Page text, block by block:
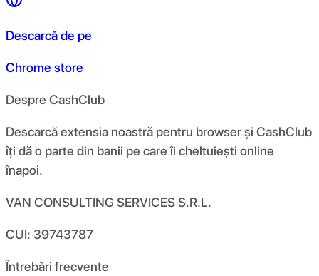
Descarcă de pe
Chrome store
Despre CashClub
Descarcă extensia noastră pentru browser și CashClub
îți dă o parte din banii pe care îi cheltuiești online
înapoi.
VAN CONSULTING SERVICES S.R.L.
CUI: 39743787
Întrebări frecvente